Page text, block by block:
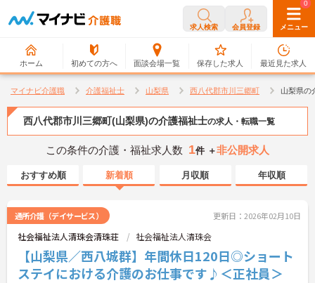
求人検索 会員登録 メニュー
ホーム 初めての方へ 面談会場一覧
0
保存した求人
0
最近見た求人
マイナビ介護職 介護福祉士 山梨県 西八代郡市川三郷町 山梨県の
西八代郡市川三郷町(山梨県)の介護福祉士の求人・転職一覧
この条件の介護・福祉求人数 1件 ＋非公開求人
おすすめ順 新着順 月収順 年収順
通所介護（デイサービス） 更新日：2026年02月10日
社会福祉法人清珠会清珠荘 社会福祉法人清珠会
【山梨県／西八城群】年間休日120日◎ショート
ステイにおける介護のお仕事です♪＜正社員＞